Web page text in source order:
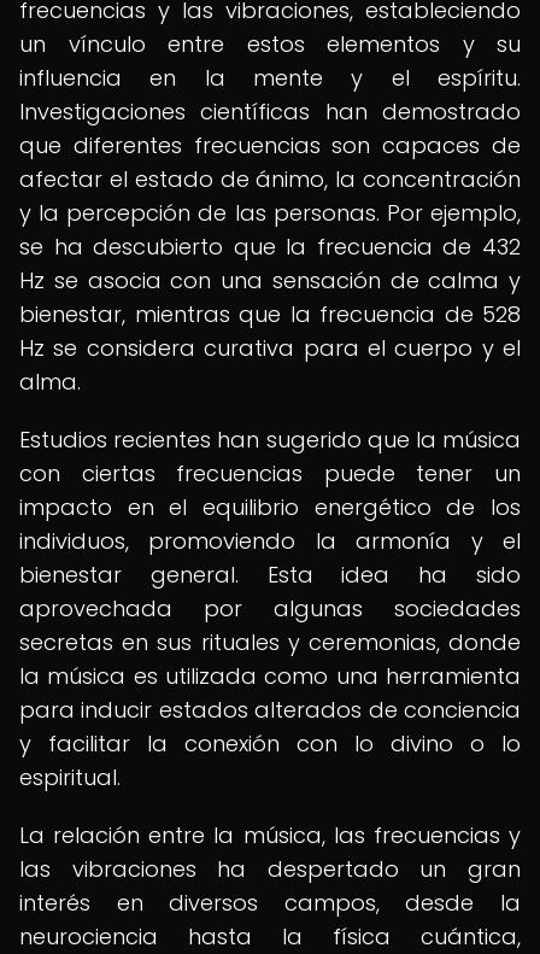
frecuencias y las vibraciones, estableciendo
un vínculo entre estos elementos y su
influencia en la mente y el espíritu.
Investigaciones científicas han demostrado
que diferentes frecuencias son capaces de
afectar el estado de ánimo, la concentración
y la percepción de las personas. Por ejemplo,
se ha descubierto que la frecuencia de 432
Hz se asocia con una sensación de calma y
bienestar, mientras que la frecuencia de 528
Hz se considera curativa para el cuerpo y el
alma.
Estudios recientes han sugerido que la música
con ciertas frecuencias puede tener un
impacto en el equilibrio energético de los
individuos, promoviendo la armonía y el
bienestar general. Esta idea ha sido
aprovechada por algunas sociedades
secretas en sus rituales y ceremonias, donde
la música es utilizada como una herramienta
para inducir estados alterados de conciencia
y facilitar la conexión con lo divino o lo
espiritual.
La relación entre la música, las frecuencias y
las vibraciones ha despertado un gran
interés en diversos campos, desde la
neurociencia hasta la física cuántica,